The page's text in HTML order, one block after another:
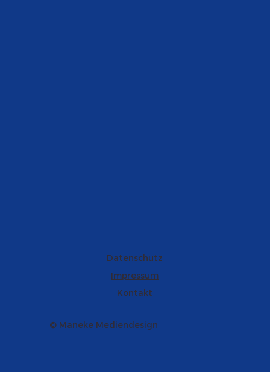
Datenschutz
Impressum
Kontakt
© Maneke Mediendesign